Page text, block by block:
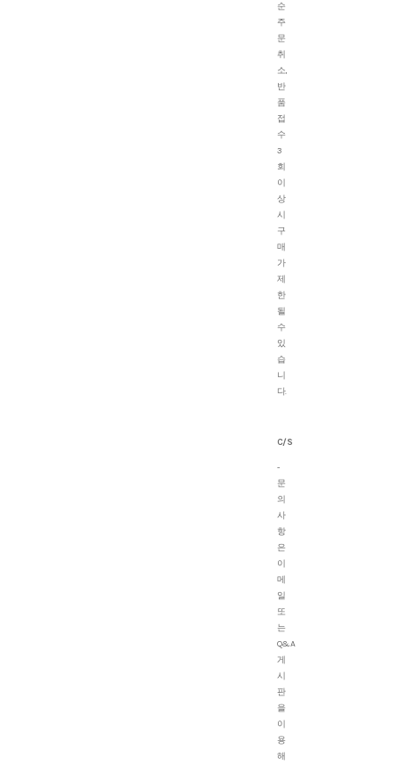
순
주
문
취
소,
반
품
접
수
3
회
이
상
시
구
매
가
제
한
될
수
있
습
니
다.
C/S
-
문
의
사
항
은
이
메
일
또
는
Q&A
게
시
판
을
이
용
해